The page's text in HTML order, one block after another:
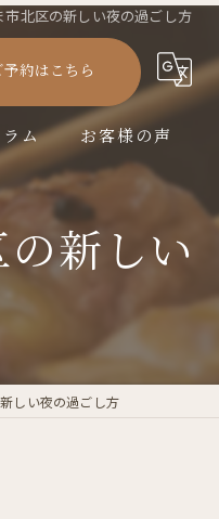
北区の新しい夜の過ごし方
予約はこちら
ラム お客様の声
新しい
しい夜の過ごし方